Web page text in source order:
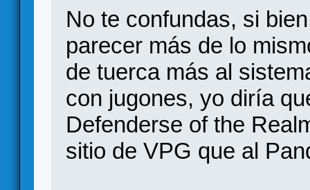
No te confundas, si
parecer más de lo
de tuerca más al
con jugones, yo diría
Defenderse of the
sitio de VPG que al